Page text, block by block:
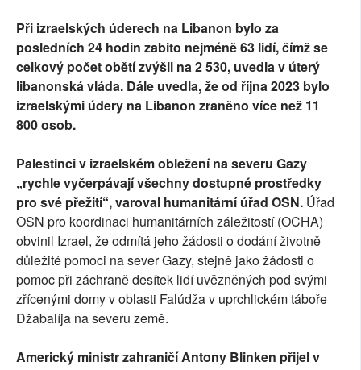
Při izraelských úderech na Libanon bylo za
posledních 24 hodin zabito nejméně 63 lidí, čímž se
celkový počet obětí zvýšil na 2 530, uvedla v úterý
libanonská vláda. Dále uvedla, že od října 2023 bylo
izraelskými údery na Libanon zraněno více než 11
800 osob.
Palestinci v izraelském obležení na severu Gazy
„rychle vyčerpávají všechny dostupné prostředky
pro své přežití“, varoval humanitární úřad OSN. Úřad
OSN pro koordinaci humanitárních záležitostí (OCHA)
obvinil Izrael, že odmítá jeho žádosti o dodání životně
důležité pomoci na sever Gazy, stejně jako žádosti o
pomoc při záchraně desítek lidí uvězněných pod svými
zřícenými domy v oblasti Falúdža v uprchlickém táboře
Džabalíja na severu země.
Americký ministr zahraničí Antony Blinken přijel v